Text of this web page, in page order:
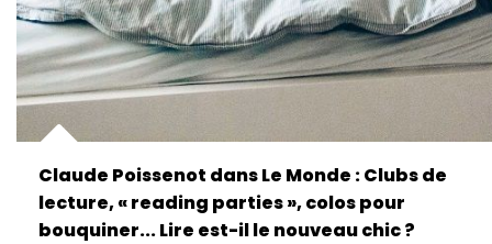
Claude Poissenot dans Le Monde : Clubs de
lecture, « reading parties », colos pour
bouquiner... Lire est-il le nouveau chic ?